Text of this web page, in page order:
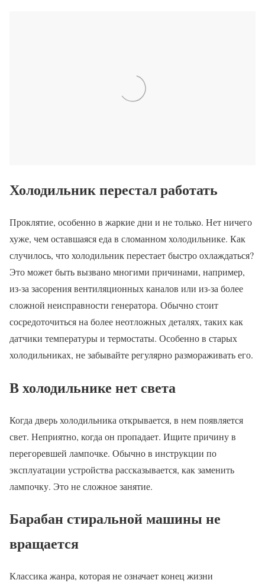
Холодильник перестал работать
Проклятие, особенно в жаркие дни и не только. Нет ничего
хуже, чем оставшаяся еда в сломанном холодильнике. Как
случилось, что холодильник перестает быстро охлаждаться?
Это может быть вызвано многими причинами, например,
из-за засорения вентиляционных каналов или из-за более
сложной неисправности генератора. Обычно стоит
сосредоточиться на более неотложных деталях, таких как
датчики температуры и термостаты. Особенно в старых
холодильниках, не забывайте регулярно размораживать его.
В холодильнике нет света
Когда дверь холодильника открывается, в нем появляется
свет. Неприятно, когда он пропадает. Ищите причину в
перегоревшей лампочке. Обычно в инструкции по
эксплуатации устройства рассказывается, как заменить
лампочку. Это не сложное занятие.
Барабан стиральной машины не
вращается
Классика жанра, которая не означает конец жизни